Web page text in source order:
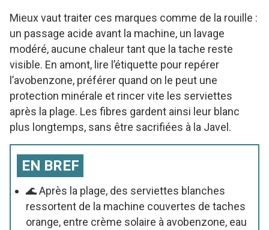
Mieux vaut traiter ces marques comme de la rouille :
un passage acide avant la machine, un lavage
modéré, aucune chaleur tant que la tache reste
visible. En amont, lire l’étiquette pour repérer
l’avobenzone, préférer quand on le peut une
protection minérale et rincer vite les serviettes
après la plage. Les fibres gardent ainsi leur blanc
plus longtemps, sans être sacrifiées à la Javel.
EN BREF
🌊 Après la plage, des serviettes blanches
ressortent de la machine couvertes de taches
orange, entre crème solaire à avobenzone, eau